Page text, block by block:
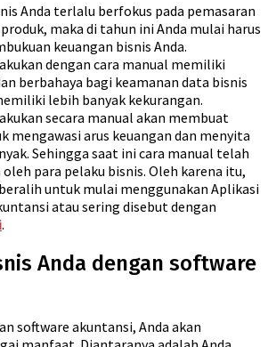
Anda terlalu berfokus pada pemasaran
maka di tahun ini Anda mulai harus
keuangan bisnis Anda.
dengan cara manual memiliki
berbahaya bagi keamanan data bisnis
lebih banyak kekurangan.
secara manual akan membuat
mengawasi arus keuangan dan menyita
Sehingga saat ini cara manual telah
para pelaku bisnis. Oleh karena itu,
untuk mulai menggunakan Aplikasi
atau sering disebut dengan
.
Anda dengan software
software akuntansi, Anda akan